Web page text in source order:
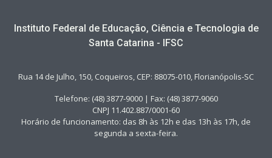
Instituto Federal de Educação, Ciência e Tecnologia de
Santa Catarina - IFSC
Rua 14 de Julho, 150, Coqueiros, CEP: 88075-010, Florianópolis-SC
Telefone: (48) 3877-9000 | Fax: (48) 3877-9060
CNPJ 11.402.887/0001-60
Horário de funcionamento: das 8h às 12h e das 13h às 17h, de
segunda a sexta-feira.